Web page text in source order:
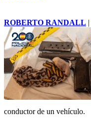
ROBERTO RANDALL
conductor de un vehículo.